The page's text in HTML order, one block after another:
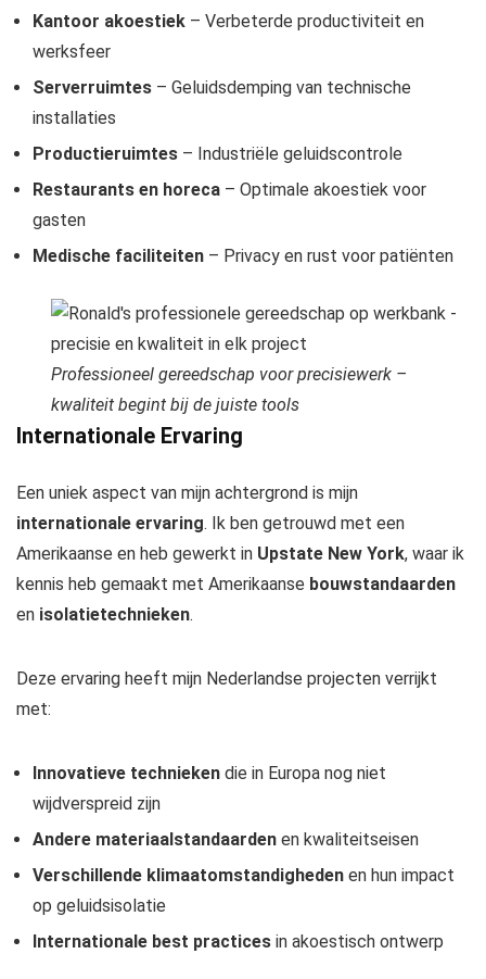
Kantoor akoestiek – Verbeterde productiviteit en
werksfeer
Serverruimtes – Geluidsdemping van technische
installaties
Productieruimtes – Industriële geluidscontrole
Restaurants en horeca – Optimale akoestiek voor
gasten
Medische faciliteiten – Privacy en rust voor patiënten
Professioneel gereedschap voor precisiewerk –
kwaliteit begint bij de juiste tools
Internationale Ervaring
Een uniek aspect van mijn achtergrond is mijn
internationale ervaring. Ik ben getrouwd met een
Amerikaanse en heb gewerkt in Upstate New York, waar ik
kennis heb gemaakt met Amerikaanse bouwstandaarden
en isolatietechnieken.
Deze ervaring heeft mijn Nederlandse projecten verrijkt
met:
Innovatieve technieken die in Europa nog niet
wijdverspreid zijn
Andere materiaalstandaarden en kwaliteitseisen
Verschillende klimaatomstandigheden en hun impact
op geluidsisolatie
Internationale best practices in akoestisch ontwerp